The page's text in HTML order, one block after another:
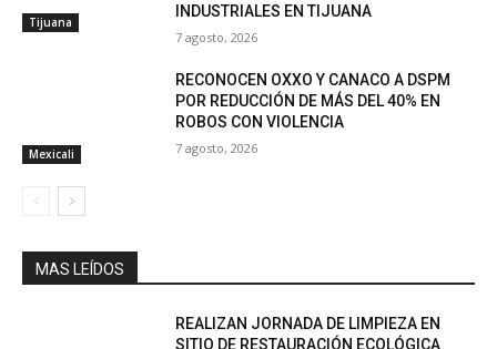
Tijuana
INDUSTRIALES EN TIJUANA
7 agosto, 2026
Mexicali
RECONOCEN OXXO Y CANACO A DSPM
POR REDUCCIÓN DE MÁS DEL 40% EN
ROBOS CON VIOLENCIA
7 agosto, 2026
MAS LEÍDOS
REALIZAN JORNADA DE LIMPIEZA EN
SITIO DE RESTAURACIÓN ECOLÓGICA